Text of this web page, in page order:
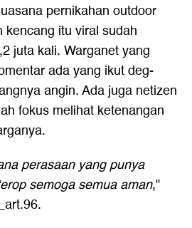
pernikahan outdoor
itu viral sudah
juta kali. Warganet yang
ada yang ikut deg-
angin. Ada juga netizen
fokus melihat ketenangan
perasaan yang punya
semoga semua aman,"